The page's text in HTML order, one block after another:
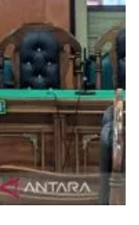
Sitepu karena